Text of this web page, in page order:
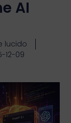
AI
lucido
12-09